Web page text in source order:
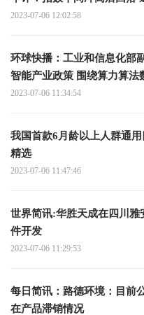
2023-07-06 12:02:58
环球快播：工业和信息化部
智能产业政策 围绕算力算法
2023-07-06 11:34:54
我国首款6月龄以上人群通
精选
2023-07-06 11:47:46
世界简讯:华胜天成在四川
件开发
2023-07-06 11:29:53
每日简讯：路德环境：目前
在产品滞销情况